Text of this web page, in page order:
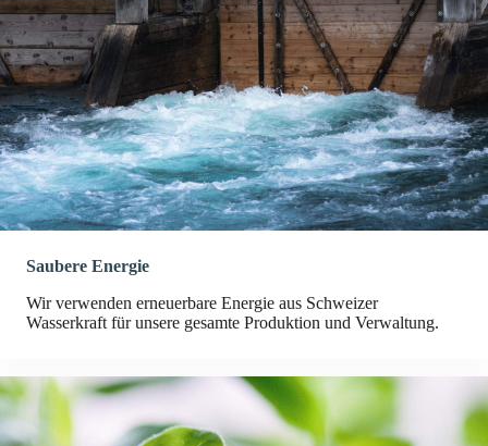
Saubere Energie
Wir verwenden erneuerbare Energie aus Schweizer
Wasserkraft für unsere gesamte Produktion und Verwaltung.